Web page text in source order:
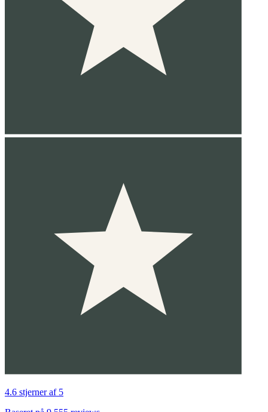
4.6 stjerner af 5